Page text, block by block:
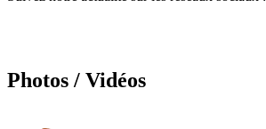
Photos / Vidéos